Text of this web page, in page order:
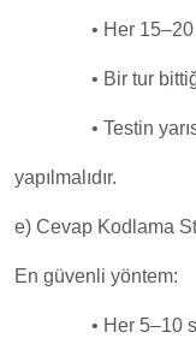
• Her 15–20
• Bir tur
• Testin
yapılmalıdır.
e) Cevap Kodlama
En güvenli yöntem:
• Her 5–10